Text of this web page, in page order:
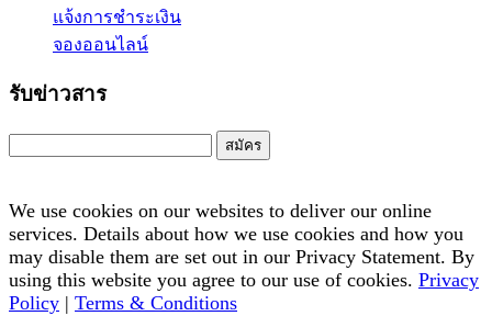
แจ้งการชำระเงิน
จองออนไลน์
รับข่าวสาร
สมัคร
We use cookies on our websites to deliver our online
services. Details about how we use cookies and how you
may disable them are set out in our Privacy Statement. By
using this website you agree to our use of cookies. Privacy
Policy | Terms & Conditions